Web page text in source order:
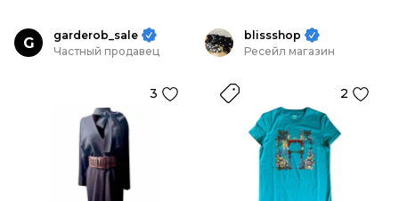
G
garderob_sale
Частный продавец
3
blissshop
Ресейл магазин
2